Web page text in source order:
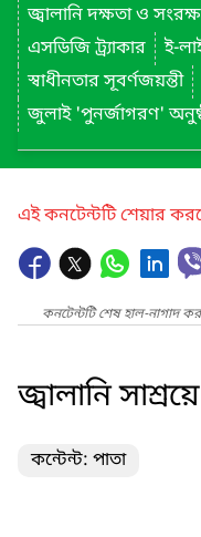
জ্বালানি দক্ষতা ও
এসডিজি ট্র্যাকার
ই-
স্বাধীনতার সূবর্ণজয়ন্তী
জুলাই 'পুনর্জাগরণ'
এই কনটেন্টটি শেয়ার
কনটেন্টটি শেষ হাল-নাগাদ
জ্বালানি
কন্টেন্ট: পাতা